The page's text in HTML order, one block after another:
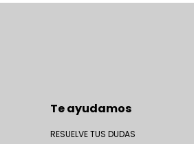
Te ayudamos
RESUELVE TUS DUDAS